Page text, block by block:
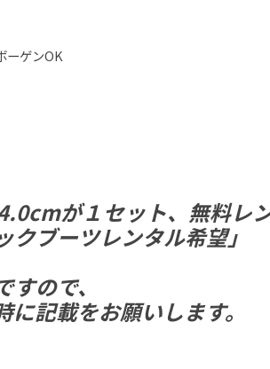
ーゲンOK
が１セット、無料レン
ブーツレンタル希望」
ので、
記載をお願いします。